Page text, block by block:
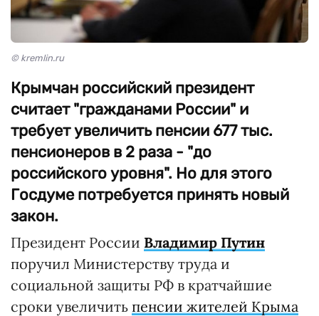
© kremlin.ru
Крымчан российский президент
считает "гражданами России" и
требует увеличить пенсии 677 тыс.
пенсионеров в 2 раза - "до
российского уровня". Но для этого
Госдуме потребуется принять новый
закон.
Президент России Владимир Путин
поручил Министерству труда и
социальной защиты РФ в кратчайшие
сроки увеличить пенсии жителей Крыма